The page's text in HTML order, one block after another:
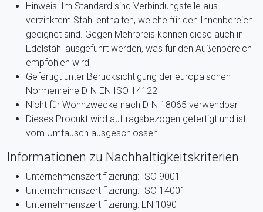
Hinweis: Im Standard sind Verbindungsteile aus
verzinktem Stahl enthalten, welche für den Innenbereich
geeignet sind. Gegen Mehrpreis können diese auch in
Edelstahl ausgeführt werden, was für den Außenbereich
empfohlen wird
Gefertigt unter Berücksichtigung der europäischen
Normenreihe DIN EN ISO 14122
Nicht für Wohnzwecke nach DIN 18065 verwendbar
Dieses Produkt wird auftragsbezogen gefertigt und ist
vom Umtausch ausgeschlossen
Informationen zu Nachhaltigkeitskriterien
Unternehmenszertifizierung: ISO 9001
Unternehmenszertifizierung: ISO 14001
Unternehmenszertifizierung: EN 1090